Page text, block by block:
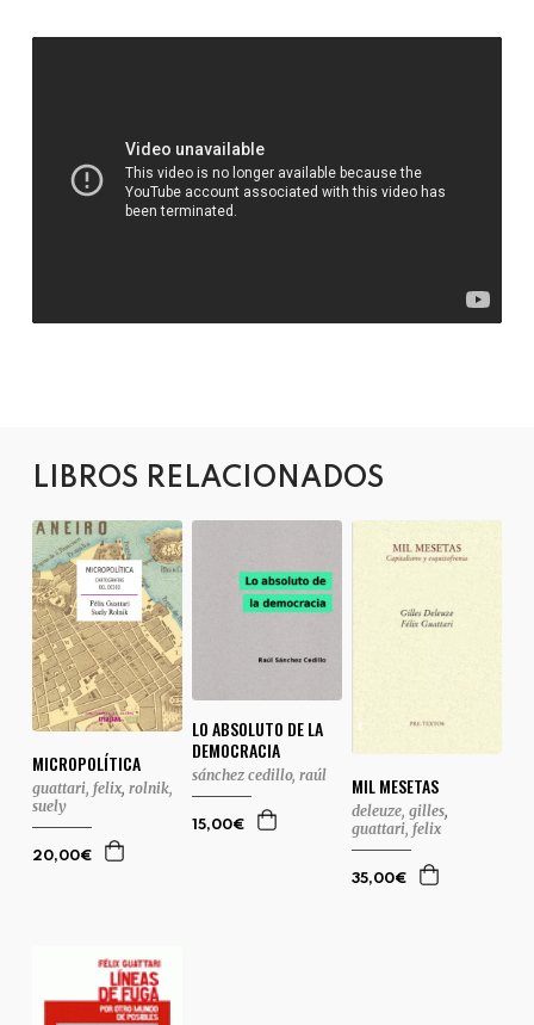
LIBROS RELACIONADOS
MICROPOLÍTICA
guattari, felix, rolnik,
suely
20,00€
LO ABSOLUTO DE LA
DEMOCRACIA
sánchez cedillo, raúl
15,00€
MIL MESETAS
deleuze, gilles,
guattari, felix
35,00€